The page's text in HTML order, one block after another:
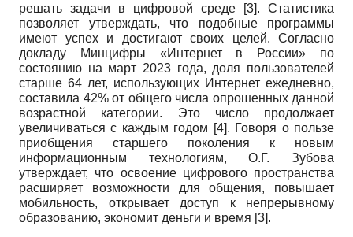
решать задачи в цифровой среде [3]. Статистика
позволяет утверждать, что подобные программы
имеют успех и достигают своих целей. Согласно
докладу Минцифры «Интернет в России» по
состоянию на март 2023 года, доля пользователей
старше 64 лет, использующих Интернет ежедневно,
составила 42% от общего числа опрошенных данной
возрастной категории. Это число продолжает
увеличиваться с каждым годом [4]. Говоря о пользе
приобщения старшего поколения к новым
информационным технологиям, О.Г. Зубова
утверждает, что освоение цифрового пространства
расширяет возможности для общения, повышает
мобильность, открывает доступ к непрерывному
образованию, экономит деньги и время [3].